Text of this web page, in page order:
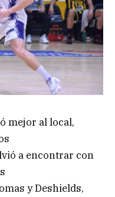
mejor al local,
a encontrar con
y Deshields,